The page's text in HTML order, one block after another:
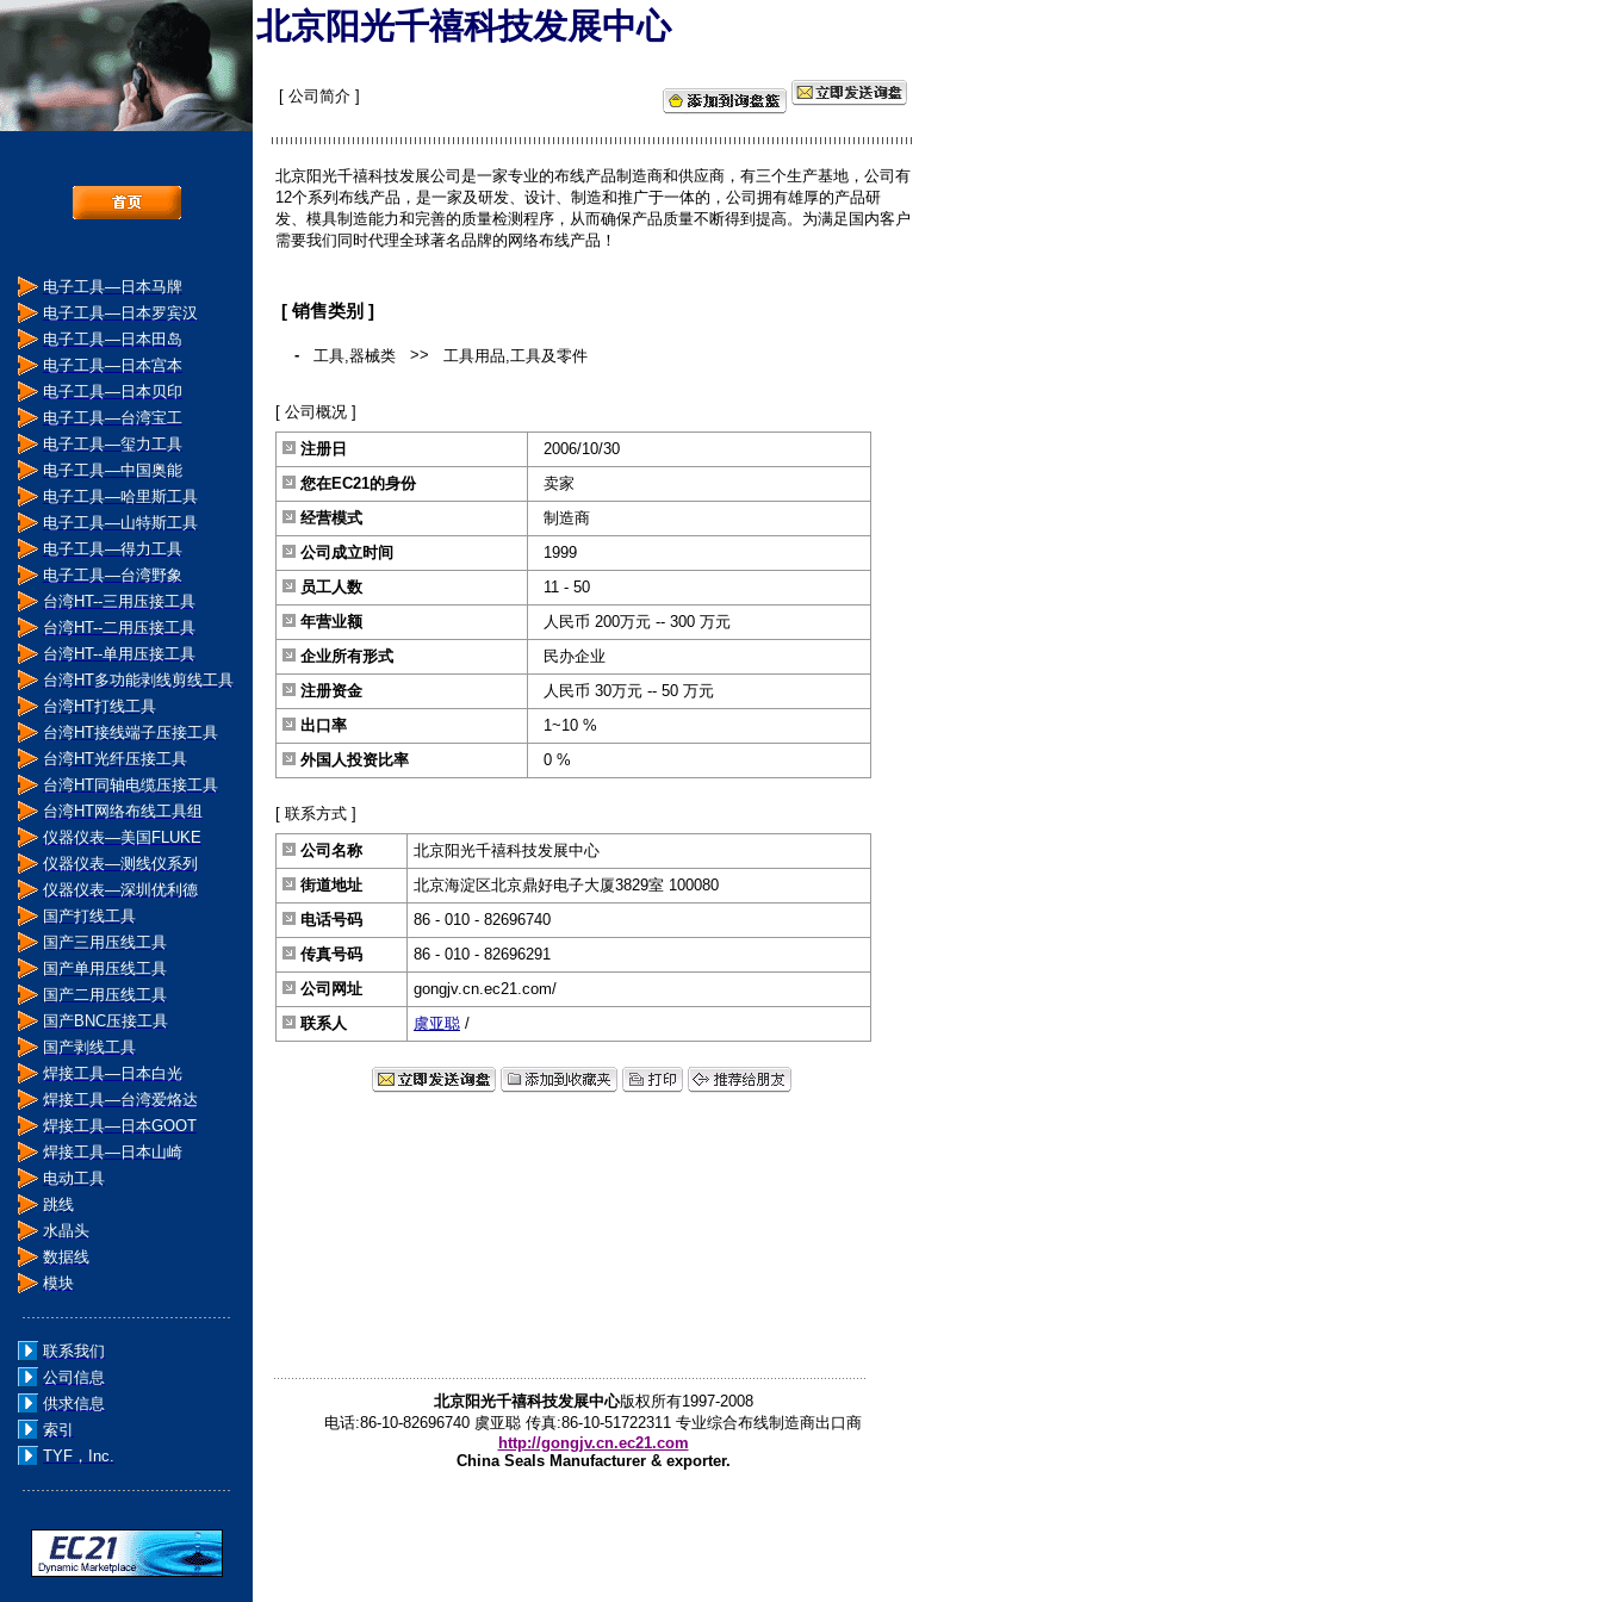
电子工具―日本马牌
电子工具―日本罗宾汉
电子工具―日本田岛
电子工具―日本宫本
电子工具―日本贝印
电子工具―台湾宝工
电子工具―玺力工具
电子工具―中国奥能
电子工具―哈里斯工具
电子工具―山特斯工具
电子工具―得力工具
电子工具―台湾野象
台湾HT--三用压接工具
台湾HT--二用压接工具
台湾HT--单用压接工具
台湾HT多功能剥线剪线工具
台湾HT打线工具
台湾HT接线端子压接工具
台湾HT光纤压接工具
台湾HT同轴电缆压接工具
台湾HT网络布线工具组
仪器仪表―美国FLUKE
仪器仪表―测线仪系列
仪器仪表―深圳优利德
国产打线工具
国产三用压线工具
国产单用压线工具
国产二用压线工具
国产BNC压接工具
国产剥线工具
焊接工具―日本白光
焊接工具―台湾爱烙达
焊接工具―日本GOOT
焊接工具―日本山崎
电动工具
跳线
水晶头
数据线
模块
联系我们
公司信息
供求信息
索引
TYF，Inc.
北京阳光千禧科技发展中心
[ 公司简介 ]
北京阳光千禧科技发展公司是一家专业的布线产品制造商和供应商，有三个生产基地，公司有
12个系列布线产品，是一家及研发、设计、制造和推广于一体的，公司拥有雄厚的产品研
发、模具制造能力和完善的质量检测程序，从而确保产品质量不断得到提高。为满足国内客户
需要我们同时代理全球著名品牌的网络布线产品！
[ 销售类别 ]
- 工具,器械类 >> 工具用品,工具及零件
[ 公司概况 ]
注册日
2006/10/30
您在EC21的身份
卖家
经营模式
制造商
公司成立时间
1999
员工人数
11 - 50
年营业额
人民币 200万元 -- 300 万元
企业所有形式
民办企业
注册资金
人民币 30万元 -- 50 万元
出口率
1~10 %
外国人投资比率
0 %
[ 联系方式 ]
公司名称
北京阳光千禧科技发展中心
街道地址
北京海淀区北京鼎好电子大厦3829室 100080
电话号码
86 - 010 - 82696740
传真号码
86 - 010 - 82696291
公司网址
gongjv.cn.ec21.com/
联系人
虞亚聪 /
北京阳光千禧科技发展中心版权所有1997-2008
电话:86-10-82696740 虞亚聪 传真:86-10-51722311 专业综合布线制造商出口商
http://gongjv.cn.ec21.com
China Seals Manufacturer & exporter.